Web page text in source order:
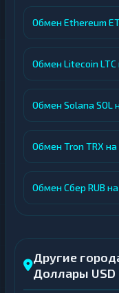
Обмен Ethereum
Обмен Litecoin LTC
Обмен Solana SOL
Обмен Tron TRX на
Обмен Сбер RUB
Другие
Доллары USD